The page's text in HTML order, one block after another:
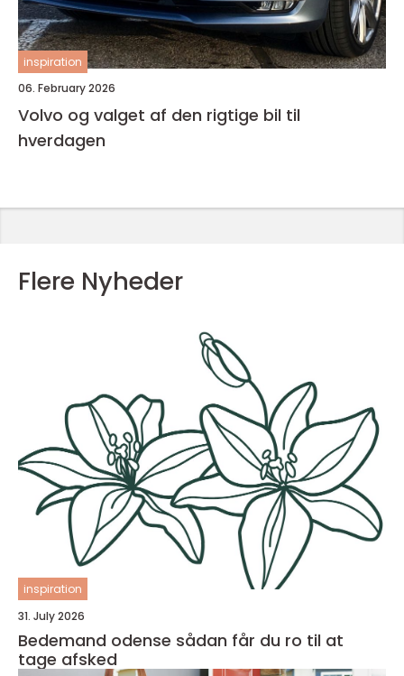
inspiration
06. February 2026
Volvo og valget af den rigtige bil til
hverdagen
Flere Nyheder
inspiration
31. July 2026
Bedemand odense sådan får du ro til at
tage afsked